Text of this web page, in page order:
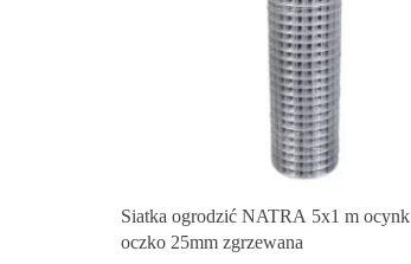
Siatka ogrodzić NATRA 5x1 m ocynk
oczko 25mm zgrzewana